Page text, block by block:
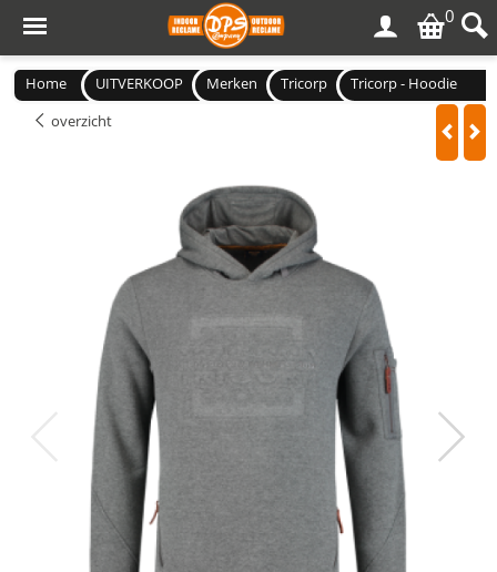
0
Home UITVERKOOP Merken Tricorp
Tricorp - Hoodie
overzicht